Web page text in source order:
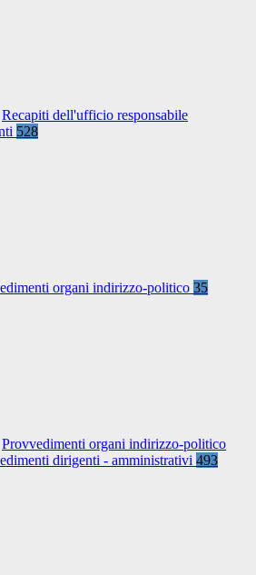
Recapiti dell'ufficio responsabile
528
organi indirizzo-politico 35
Provvedimenti organi indirizzo-politico
dirigenti - amministrativi 493